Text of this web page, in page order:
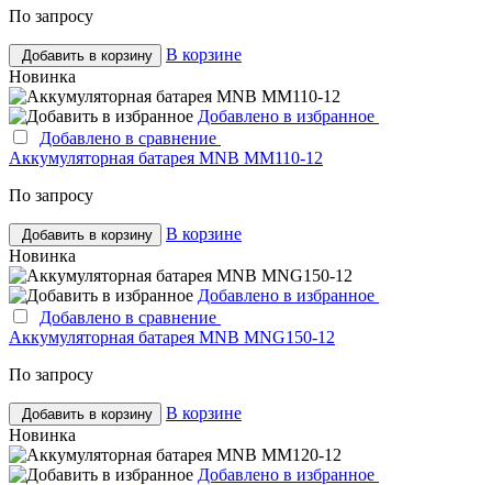
По запросу
Добавить в корзину
В корзине
Новинка
Добавлено в избранное
Добавлено в сравнение
Аккумуляторная батарея MNB MM110-12
По запросу
Добавить в корзину
В корзине
Новинка
Добавлено в избранное
Добавлено в сравнение
Аккумуляторная батарея MNB MNG150-12
По запросу
Добавить в корзину
В корзине
Новинка
Добавлено в избранное